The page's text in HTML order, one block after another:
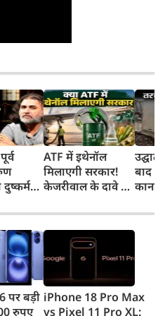
क्या है
ATF में इथेनॉल
मिलाएगी सरकार!
केजरीवाल के दावे पर
किंजरापु?
बाद
सड़क,
पर बड़ी
रुपए
iPhone 18 Pro Max
vs Pixel 11 Pro XL: